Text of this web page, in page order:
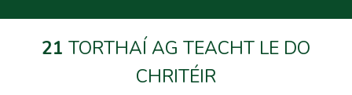
21 TORTHAÍ AG TEACHT LE DO
CHRITÉIR